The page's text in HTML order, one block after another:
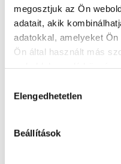
megosztjuk az Ön
adatait, akik
adatokkal, amelyeket
Ön által használt más
kiválasztása
Elengedhetetlen
Beállítások
Kálmán Imre
http://